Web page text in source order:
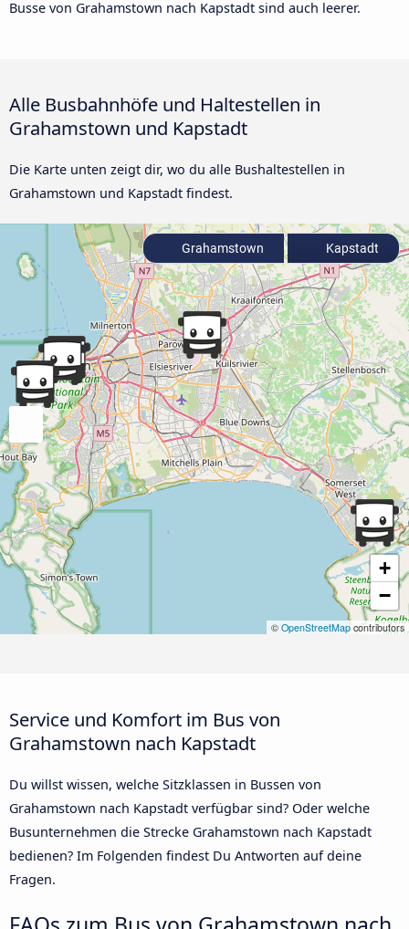
Busse von Grahamstown nach Kapstadt sind auch leerer.
Alle Busbahnhöfe und Haltestellen in
Grahamstown und Kapstadt
Die Karte unten zeigt dir, wo du alle Bushaltestellen in
Grahamstown und Kapstadt findest.
+
−
© OpenStreetMap contributors
Grahamstown Kapstadt
Service und Komfort im Bus von
Grahamstown nach Kapstadt
Du willst wissen, welche Sitzklassen in Bussen von
Grahamstown nach Kapstadt verfügbar sind? Oder welche
Busunternehmen die Strecke Grahamstown nach Kapstadt
bedienen? Im Folgenden findest Du Antworten auf deine
Fragen.